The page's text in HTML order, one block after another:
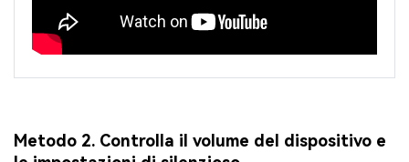
Metodo 2. Controlla il volume del dispositivo e